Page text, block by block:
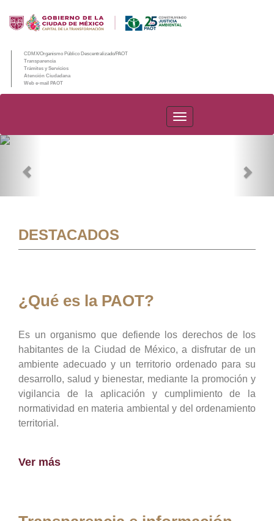
CDMX/Organismo Público Descentralizado/PAOT
Transparencia
Trámites y Servicios
Atención Ciudadana
Web e-mail PAOT
PAOT
DESTACADOS
¿Qué es la PAOT?
Es un organismo que defiende los derechos de los
habitantes de la Ciudad de México, a disfrutar de un
ambiente adecuado y un territorio ordenado para su
desarrollo, salud y bienestar, mediante la promoción y
vigilancia de la aplicación y cumplimiento de la
normatividad en materia ambiental y del ordenamiento
territorial.
Ver más